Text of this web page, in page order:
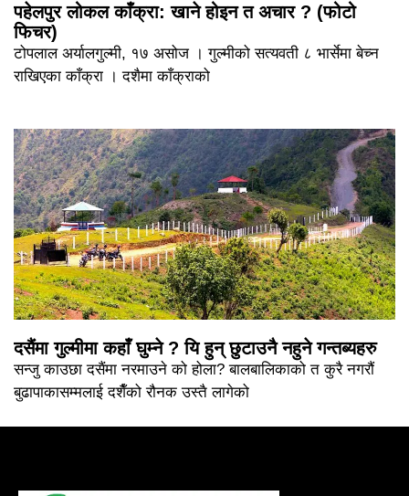
पहेलपुर लोकल काँक्रा: खाने होइन त अचार ? (फोटो
फिचर)
टोपलाल अर्यालगुल्मी, १७ असोज । गुल्मीको सत्यवती ८ भार्सेमा बेच्न
राखिएका काँक्रा । दशैमा काँक्राको
दसैंमा गुल्मीमा कहाँ घुम्ने ? यि हुन् छुटाउनै नहुने गन्तब्यहरु
सन्जु काउछा दसैंमा नरमाउने को होला? बालबालिकाको त कुरै नगरौं
बुढापाकासम्मलाई दशैँको रौनक उस्तै लागेको